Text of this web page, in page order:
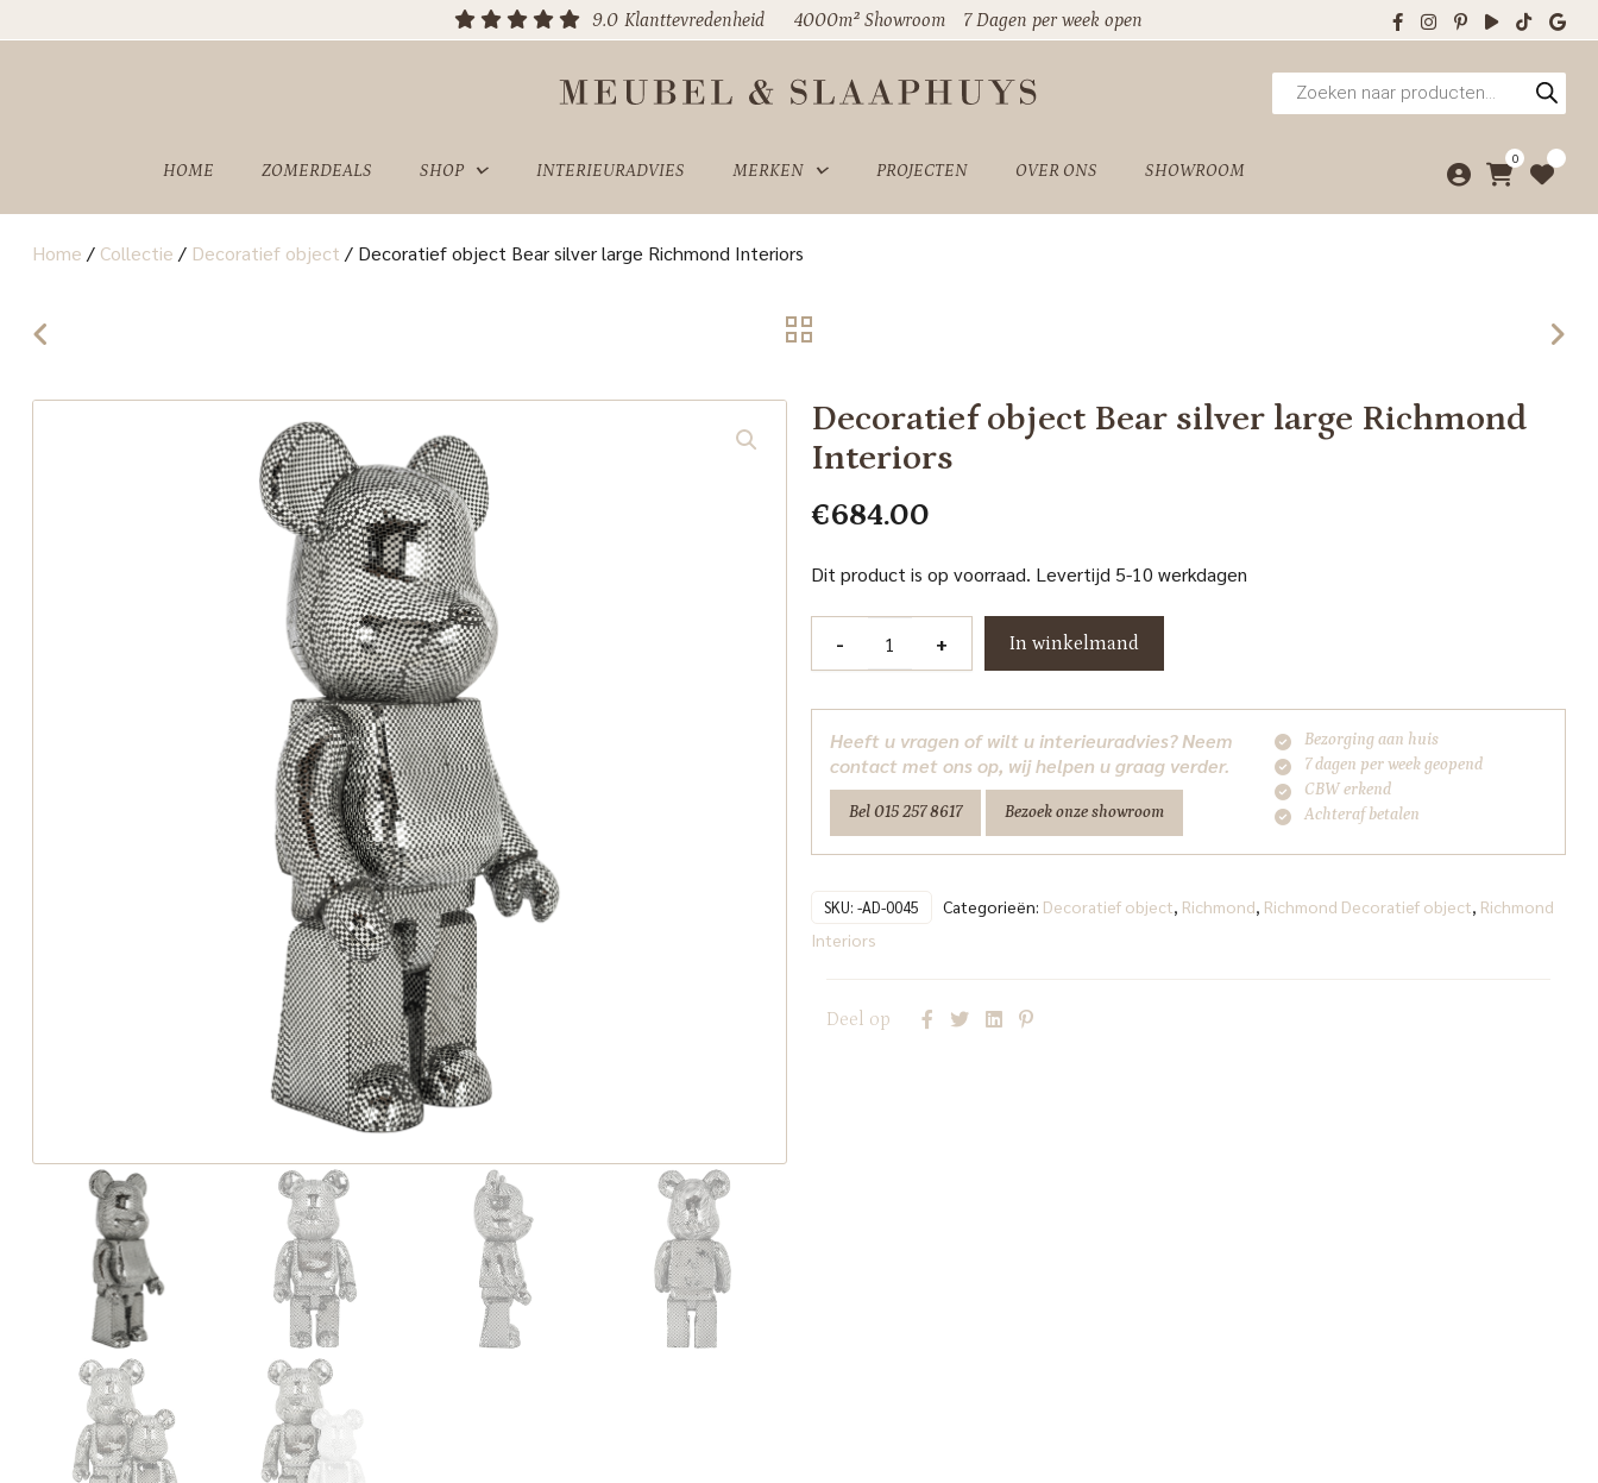
9.0 Klanttevredenheid 4000m² Showroom 7 Dagen per week open
Producten
zoeken
HOME ZOMERDEALS SHOP INTERIEURADVIES MERKEN PROJECTEN OVER ONS SHOWROOM
0
SHOWROOM
Home / Collectie / Decoratief object / Decoratief object Bear silver large Richmond Interiors
Decoratief object Bear silver large Richmond
Interiors
€684.00
Dit product is op voorraad. Levertijd 5-10 werkdagen
-
large
Richmond
Interiors
+ In winkelmand
Heeft u vragen of wilt u interieuradvies? Neem
contact met ons op, wij helpen u graag verder.
Bel 015 257 8617 Bezoek onze showroom
Bezorging aan huis
7 dagen per week geopend
CBW erkend
Achteraf betalen
SKU: -AD-0045 Categorieën: Decoratief object, Richmond, Richmond Decoratief object, Richmond
Interiors
Deel op